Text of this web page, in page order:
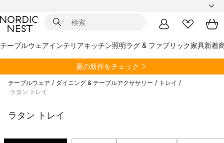
テーブルウェアインテリアキッチン照明ラグ & ファブリック家具新着
夏の新作をチェック
テーブルウェア / ダイニング & テーブルアクササリー / トレイ /
ラタン トレイ
ラタン トレイ